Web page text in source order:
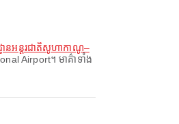
នអន្តរជាតិសូហាកាណូ–
Airport។ មាគ៌ាទាំង